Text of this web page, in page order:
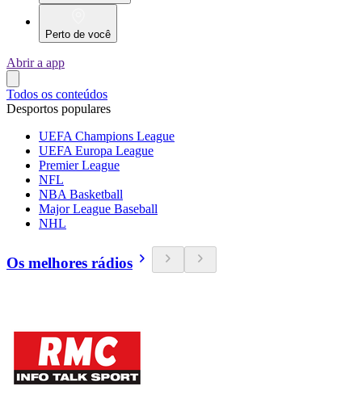
Perto de você
Abrir a app
Todos os conteúdos
Desportos populares
UEFA Champions League
UEFA Europa League
Premier League
NFL
NBA Basketball
Major League Baseball
NHL
Os melhores rádios